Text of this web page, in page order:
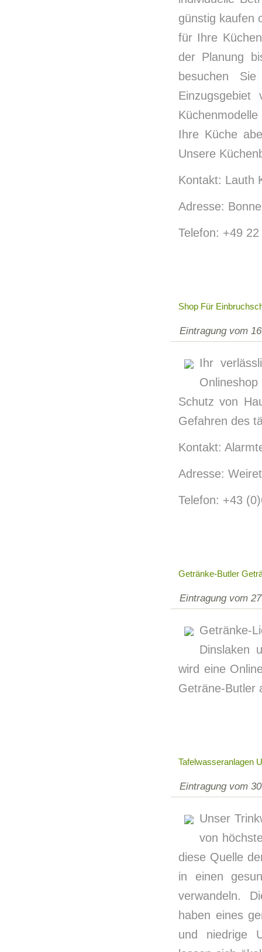
günstig kaufen
für Ihre
der Planung
besuchen
Ihre Küche
Unsere
Kontakt: Lauth
Adresse:
Telefon: +49
Shop Für
Eintragung vom
Ihr
Schutz von
Gefahren des
Kontakt:
Adresse:
Telefon: +43
Getränke-Butler
Eintragung vom
Getränke-
Dinslaken
wird eine
Geträne-Butler
Tafelwasseranlagen
Eintragung vom
Unser
von
diese Quelle
in einen
verwandeln.
haben eines
und niedrige